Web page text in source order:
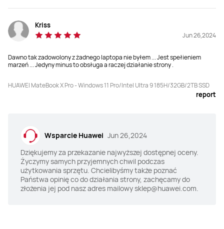
Windows 11 Pro
Procesor
Intel® Core™ Ultra 9 185H;
Maks. jasność
1000 nitów
Pamięć operacyjna
Procesor
Intel® Core™ i7-1360P
Maks. jasność
500 nitów
Pamięć operacyjna
Kriss
Jun 26,2024
Dawno tak zadowolony z żadnego laptopa nie byłem ... Jest spełieniem
marzeń ... Jedyny minus to obsługa a raczej działanie strony .
HUAWEI MateBook X Pro - Windows 11 Pro/Intel Ultra 9 185H/32GB/2TB SSD
report
Wsparcie Huawei Jun 26,2024
Dziękujemy za przekazanie najwyższej dostępnej oceny.
Życzymy samych przyjemnych chwil podczas
użytkowania sprzętu. Chcielibyśmy także poznać
Państwa opinię co do działania strony, zachęcamy do
złożenia jej pod nasz adres mailowy sklep@huawei.com.